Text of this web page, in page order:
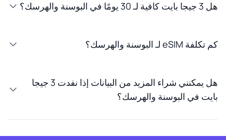
هل 3 جيجا بايت كافية لـ 30 يومًا في البوسنة والهرسك؟
كم تكلفة eSIM لـ البوسنة والهرسك؟
هل يمكنني شراء المزيد من البيانات إذا نفدت 3 جيجا
بايت في البوسنة والهرسك؟